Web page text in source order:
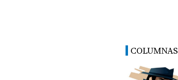
COLUMNAS